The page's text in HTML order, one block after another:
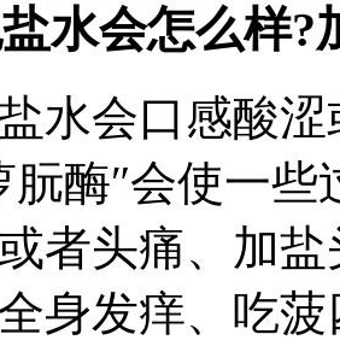
水会怎么样?
水会口感酸
朊酶″会使一
者头痛、加
身发痒、吃